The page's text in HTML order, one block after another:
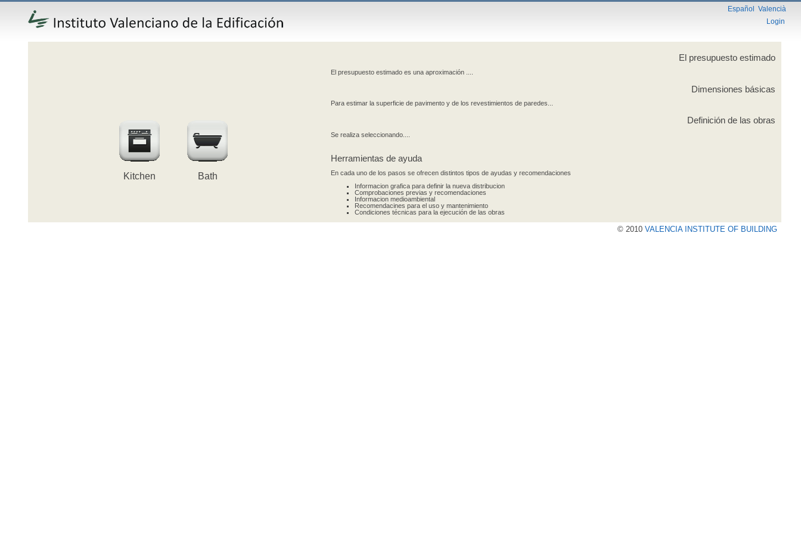
Español
Valencià
Login
Kitchen Bath
El presupuesto estimado
El presupuesto estimado es una aproximación ....
Dimensiones básicas
Para estimar la superficie de pavimento y de los revestimientos de paredes...
Definición de las obras
Se realiza seleccionando....
Herramientas de ayuda
En cada uno de los pasos se ofrecen distintos tipos de ayudas y recomendaciones
Informacion grafica para definir la nueva distribucion
Comprobaciones previas y recomendaciones
Informacion medioambiental
Recomendacines para el uso y mantenimiento
Condiciones técnicas para la ejecución de las obras
© 2010 VALENCIA INSTITUTE OF BUILDING